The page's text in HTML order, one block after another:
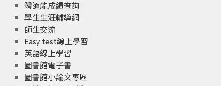
體適能成績查詢
學生生涯輔導網
師生交流
Easy test線上學習
英語線上學習
圖書館電子書
圖書館小論文專區